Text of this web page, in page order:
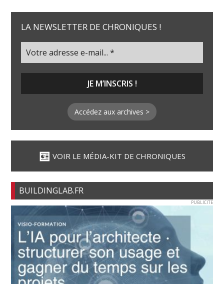
LA NEWSLETTER DE CHRONIQUES !
Accédez aux archives >
VOIR LE MÉDIA-KIT DE CHRONIQUES
BUILDINGLAB.FR
PUBLICITE